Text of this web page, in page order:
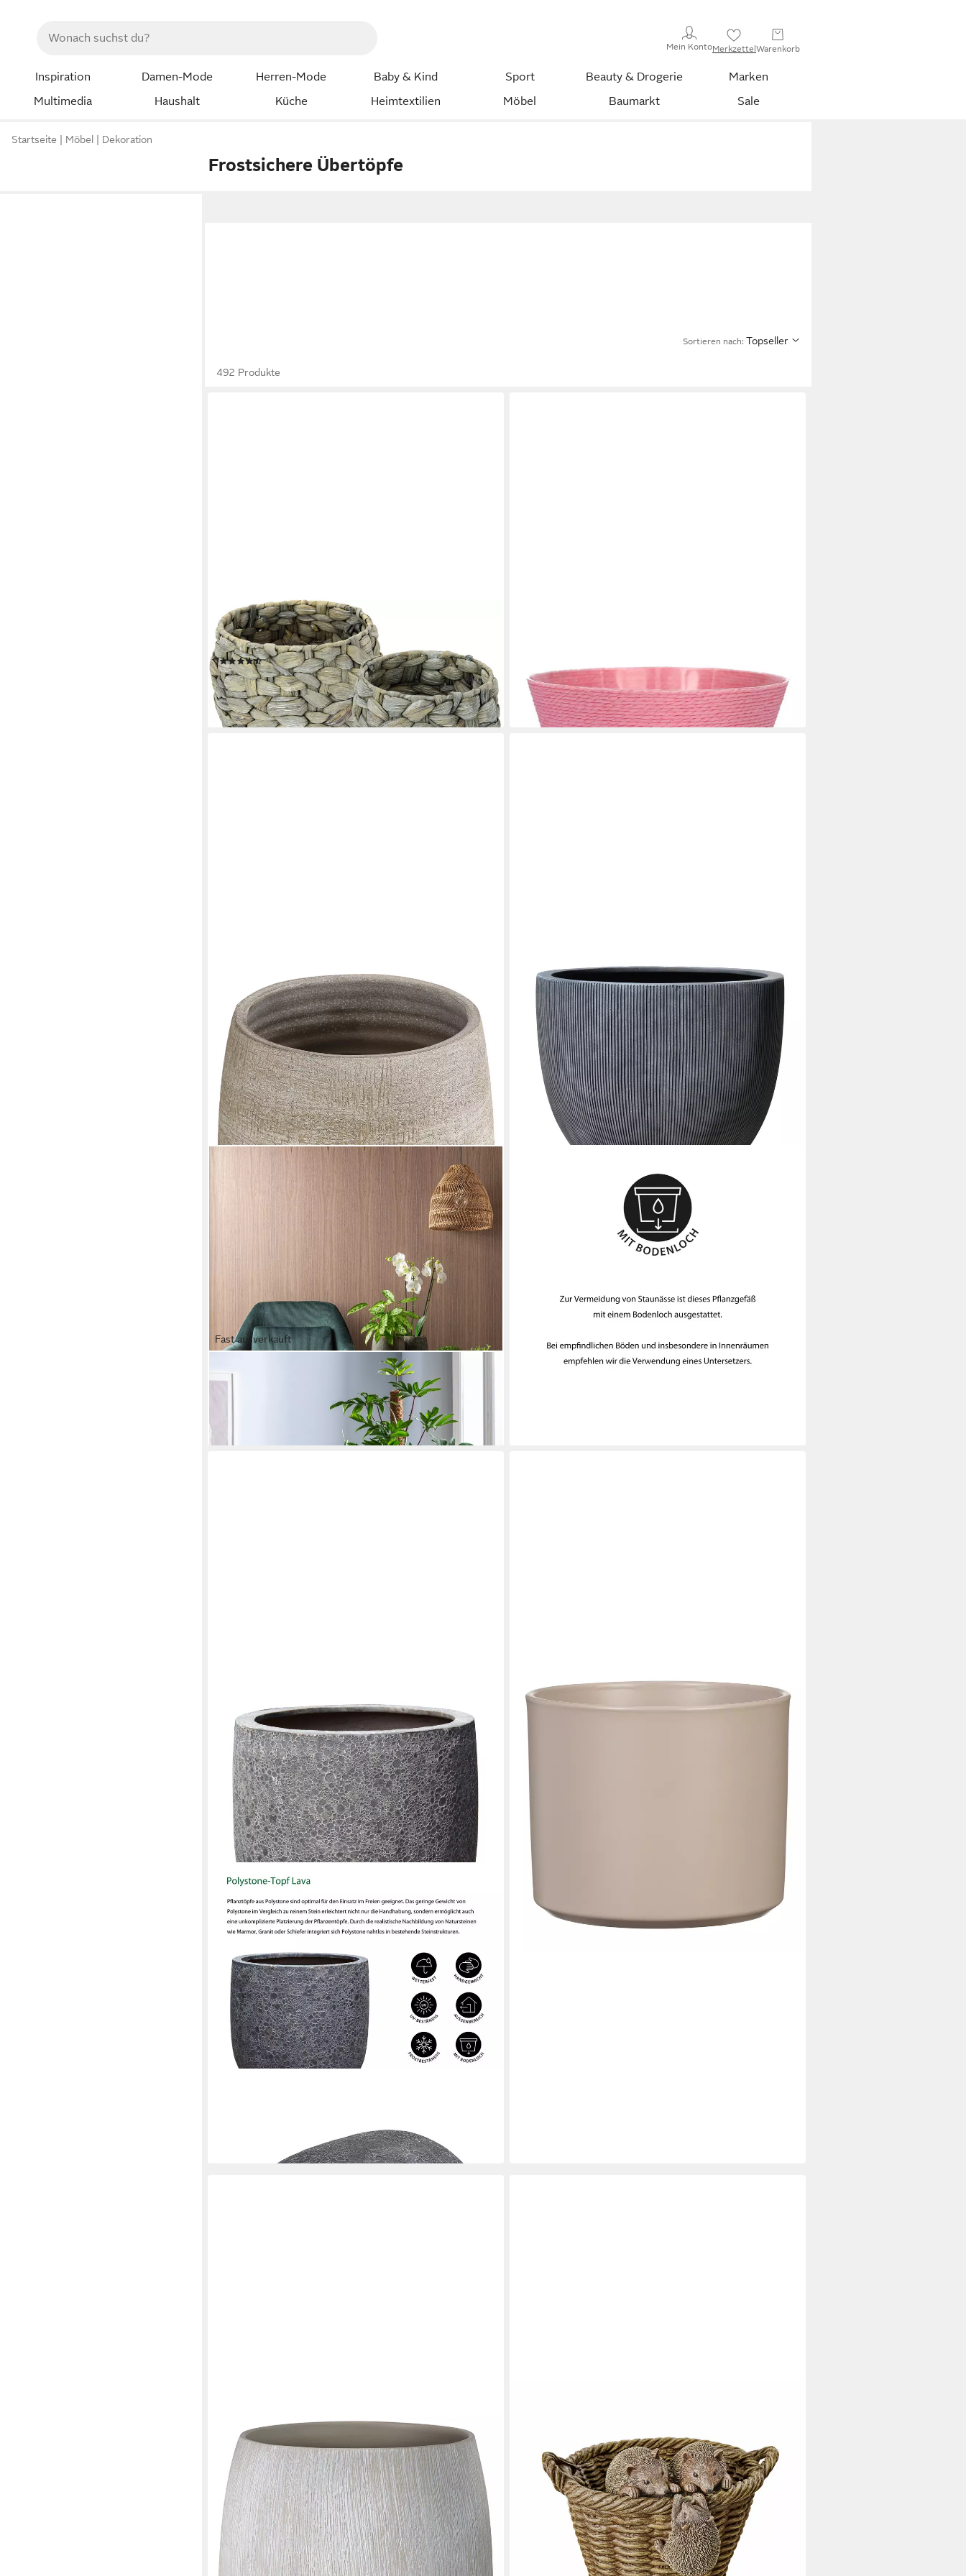
Mein KontoMerkzettelWarenkorb
Inspiration Damen-Mode Herren-Mode Baby & Kind Sport Beauty & Drogerie
Marken
Multimedia
Haushalt Küche Heimtextilien Möbel Baumarkt Sale
Startseite Möbel Dekoration
Frostsichere Übertöpfe
Sortieren nach: Topseller
492 Produkte
I.GE.A.
Übertopf Aus Wasserhyazinthe, 2er Set, Pflanztöpfe aus
Wasserhyazinthe
(11)
23,99 €
lieferbar - in 3-4 Werktagen bei dir
lieferbar - in 4-5 Werktagen bei dir
Fast ausverkauft
Übertopf Elias, versch. Größen, Keramik, creme,
lieferbar - in 4-5 Werktagen bei dir
Übertopf Banbury, frostbeständiger Blumenkübel,
Polystone, schwarz, für den Außenbereich, inkl. Bodenloch
lieferbar - in 2-3 Werktagen bei dir
lieferbar - in 2-3 Werktagen bei dir
Übertopf, 100% wasserdichter Keramik-Übertopf
25,99 €
lieferbar - in 3-4 Werktagen bei dir